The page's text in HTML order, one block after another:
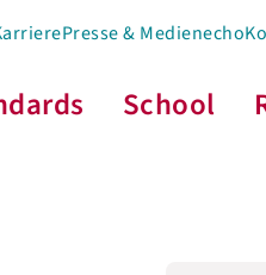
Presse & Medienecho
School